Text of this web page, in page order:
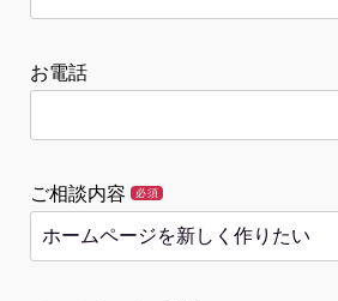
お電話
ご相談内容 必須